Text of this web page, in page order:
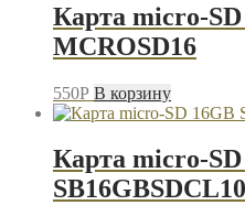
Карта micro-
MCROSD16
550P В корзину
Карта micro-